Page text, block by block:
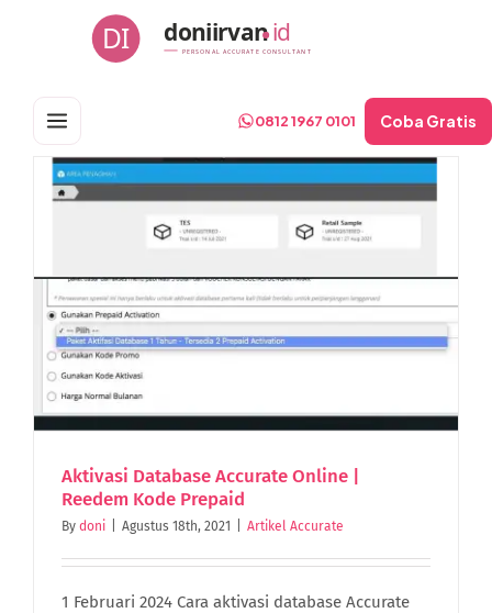
DI doniirvanid
PERSONAL ACCURATE CONSULTANT
0812 1967 0101 Coba Gratis
Aktivasi Database Accurate Online |
Reedem Kode Prepaid
By doni Agustus 18th, 2021 Artikel Accurate
1 Februari 2024 Cara aktivasi database Accurate